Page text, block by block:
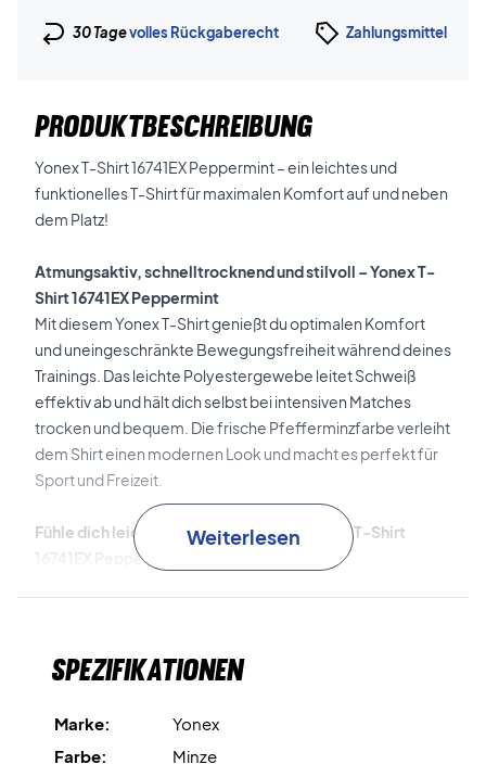
30 Tagevolles Rückgaberecht Zahlungsmittel
PRODUKTBESCHREIBUNG
Yonex T-Shirt 16741EX Peppermint – ein leichtes und
funktionelles T-Shirt für maximalen Komfort auf und neben
dem Platz!
Atmungsaktiv, schnelltrocknend und stilvoll – Yonex T-
Shirt 16741EX Peppermint
Mit diesem Yonex T-Shirt genießt du optimalen Komfort
und uneingeschränkte Bewegungsfreiheit während deines
Trainings. Das leichte Polyestergewebe leitet Schweiß
effektiv ab und hält dich selbst bei intensiven Matches
trocken und bequem. Die frische Pfefferminzfarbe verleiht
dem Shirt einen modernen Look und macht es perfekt für
Sport und Freizeit.
Fühle dich leicht und frei – kaufe dein Yonex T-Shirt
16741EX Peppermint noch heute!
Weiterlesen
Spezifikationen
Marke:
Yonex
Farbe:
Minze